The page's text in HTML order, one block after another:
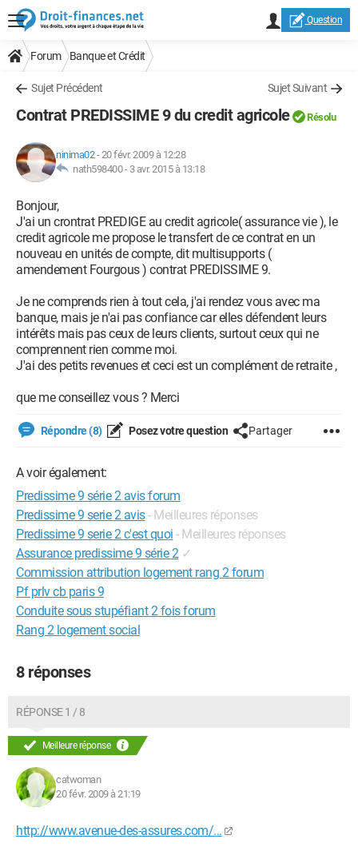
Question
Forum Banque et Crédit
Sujet Précédent Sujet Suivant
Contrat PREDISSIME 9 du credit agricole Résolu
ninima02-20 févr. 2009 à 12:28
nath598400 - 3 avr. 2015 à 13:18
Bonjour,
J'ai un crontrat PREDIGE au credit agricole( assurance vie ), le
credit agricole me propose le transfert de ce contrat en un
nouveau en unités de compte, dit multisupports (
amendement Fourgous ) contrat PREDISSIME 9.
Je ne comprends rien à tout cela, j'ai rendez vous avec ma
banque, mais je n'ai pas confiance car elles défendent leurs
intérêts mais pas ceux de leurs clients, surtout ceux qui ne
comprennent rien comme moi.
J'ai des petits revenues et ceci est un complément de retraite ,
que me conseillez vous ? Merci
Répondre (8) Posez votre question Partager
A voir également:
Predissime 9 série 2 avis forum
Predissime 9 serie 2 avis- Meilleures réponses
Predissime 9 serie 2 c'est quoi - Meilleures réponses
Assurance predissime 9 série 2 ✓
Commission attribution logement rang 2 forum
Pf prlv cb paris 9
Conduite sous stupéfiant 2 fois forum
Rang 2 logement social
8 réponses
RÉPONSE 1 / 8
Meilleure réponse
catwoman
20 févr. 2009 à 21:19
http://www.avenue-des-assures.com/...